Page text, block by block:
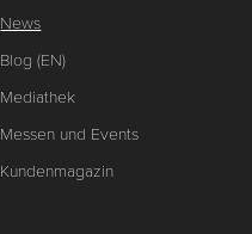
News
Blog (EN)
Mediathek
Messen und Events
Kundenmagazin